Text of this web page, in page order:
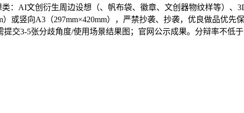
：AI文创衍生周边设想（、帆布袋、徽章、文创器物纹样等）、
或竖向A3（297mm×420mm），严禁抄袭、抄袭，优良做品优
交3-5张分歧角度/使用场景结果图；官网公示成果。分辩率不低于